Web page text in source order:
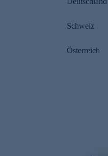
Schweiz
Österreich